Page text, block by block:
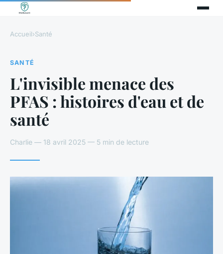
Accueil›Santé
SANTÉ
L'invisible menace des
PFAS : histoires d'eau et de
santé
Charlie — 18 avril 2025 — 5 min de lecture